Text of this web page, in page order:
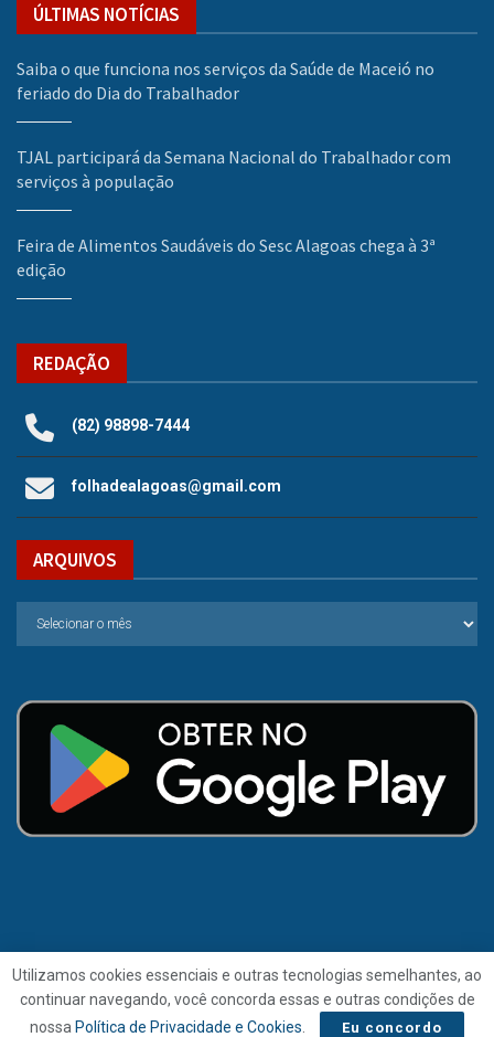
ÚLTIMAS NOTÍCIAS
Saiba o que funciona nos serviços da Saúde de Maceió no
feriado do Dia do Trabalhador
TJAL participará da Semana Nacional do Trabalhador com
serviços à população
Feira de Alimentos Saudáveis do Sesc Alagoas chega à 3ª
edição
REDAÇÃO
(82) 98898-7444
folhadealagoas@gmail.com
ARQUIVOS
Utilizamos cookies essenciais e outras tecnologias semelhantes, ao
continuar navegando, você concorda essas e outras condições de
nossa Política de Privacidade e Cookies Eu concordo